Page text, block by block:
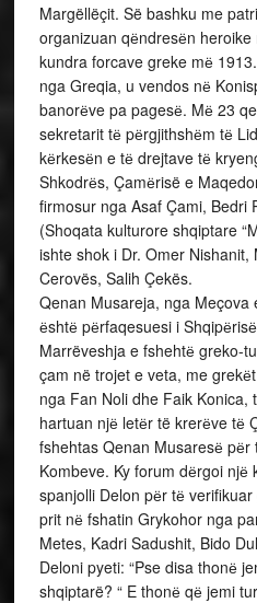
Margëllëçit. Së bashku me
organizuan qёndresёn
kundra forcave greke mё
nga Greqia, u vendos nё
banorёve pa pagesё. Mё 23
sekretarit tё pёrgjithshёm tё
kёrkesёn e tё drejtave tё
Shkodrёs, Çamёrisë e
firmosur nga Asaf Çami, Bedri
(Shoqata kulturore shqiptare
ishte shok i Dr. Omer
Cerovës, Salih Çekës.
Qenan Musareja, nga Meçova
ёshtё pёrfaqesuesi i
Marrëveshja e fshehtё greko-
çam në trojet e veta, me
nga Fan Noli dhe Faik Konica,
hartuan njё letёr të krerёve tё
fshehtas Qenan Musaresё
Kombeve. Ky forum dёrgoi
spanjolli Delon pёr tё
prit nё fshatin Grykohor nga
Metes, Kadri Sadushit, Bido
Deloni pyeti: “Pse disa thonё
shqiptarë? “ E thonё qё jemi